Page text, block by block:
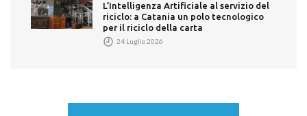
L’Intelligenza Artificiale al servizio del
riciclo: a Catania un polo tecnologico
per il riciclo della carta
24 Luglio 2026